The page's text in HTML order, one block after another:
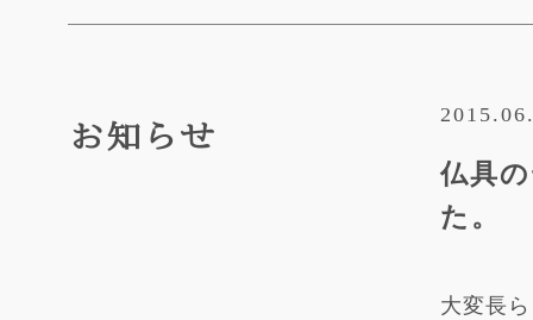
お知らせ
仏具
た。
大変長